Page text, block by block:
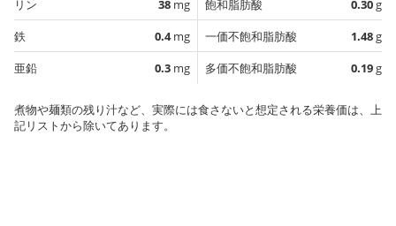
リン
38 mg
鉄
0.4mg
亜鉛
0.3 mg
飽和脂肪酸
0.30g
一価不飽和脂肪酸
1.48g
多価不飽和脂肪酸
0.19g
煮物や麺類の残り汁など、実際には食さないと想定される栄養価は、上
記リストから除いてあります。